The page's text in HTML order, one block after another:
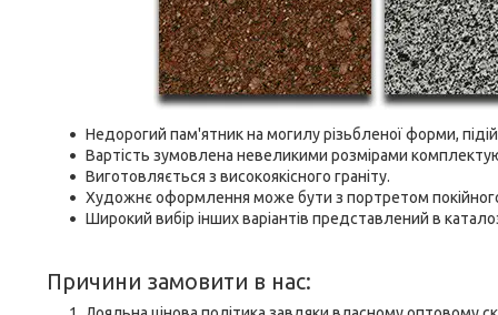
Недорогий пам'ятник на могилу різьбленої форми,
Вартість зумовлена невеликими розмірами
Виготовляється з високоякісного граніту.
Художнє оформлення може бути з портретом
Широкий вибір інших варіантів представлений в
Причини замовити в нас: